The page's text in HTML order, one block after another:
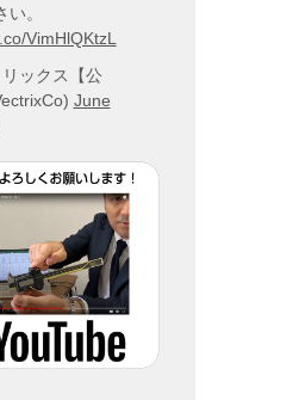
。
VimHlQKtzL
ックス【公
June